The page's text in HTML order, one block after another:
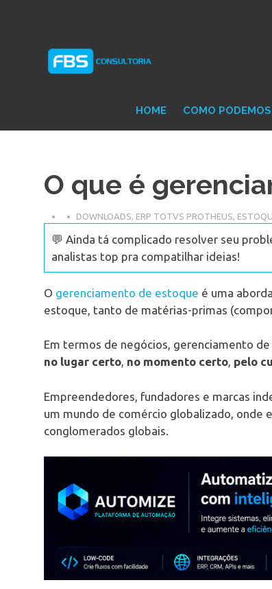
Protheus
TOTVS
HOME COMO
O que é
DOWNLOADS ERP TOTVS PROTHEUS
💬 Ainda tá complicado resolver seu
analistas top pra compatilhar ideias!
O gerenciamento de estoque é uma
estoque, tanto de matérias-primas
Em termos de negócios, gerenciamento
no lugar certo, no momento certo, pelo
Empreendedores, fundadores e marcas
um mundo de comércio globalizado,
conglomerados globais.